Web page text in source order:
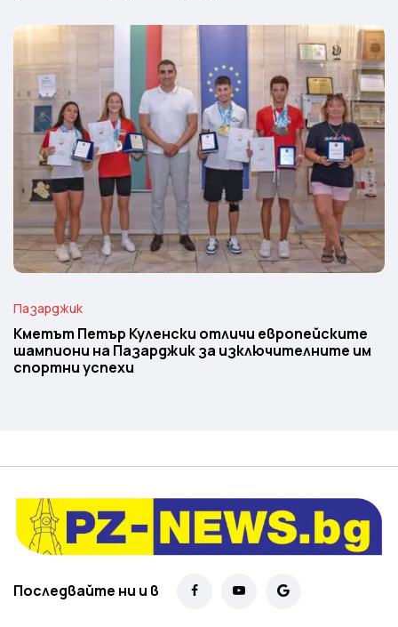
Пазарджик
Кметът Петър Куленски отличи европейските
шампиони на Пазарджик за изключителните им
спортни успехи
Последвайте ни и в